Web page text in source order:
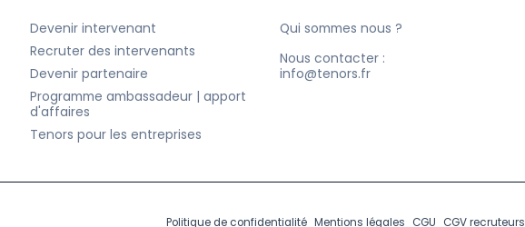
Devenir intervenant
Recruter des intervenants
Devenir partenaire
Programme ambassadeur | apport
d'affaires
Tenors pour les entreprises
Qui sommes nous ?
Nous contacter :
info@tenors.fr
Politique de confidentialité Mentions légales CGU CGV recruteurs